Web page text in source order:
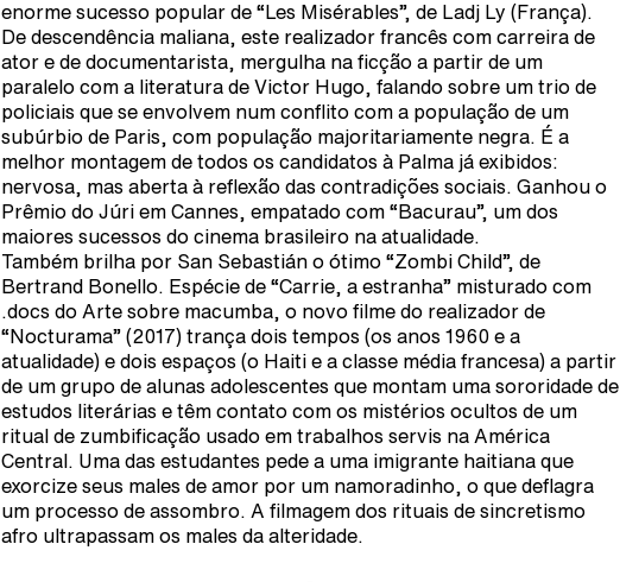
enorme sucesso popular de “Les Misérables”, de Ladj Ly (França).
De descendência maliana, este realizador francês com carreira de
ator e de documentarista, mergulha na ficção a partir de um
paralelo com a literatura de Victor Hugo, falando sobre um trio de
policiais que se envolvem num conflito com a população de um
subúrbio de Paris, com população majoritariamente negra. É a
melhor montagem de todos os candidatos à Palma já exibidos:
nervosa, mas aberta à reflexão das contradições sociais. Ganhou o
Prêmio do Júri em Cannes, empatado com “Bacurau”, um dos
maiores sucessos do cinema brasileiro na atualidade.
Também brilha por San Sebastián o ótimo “Zombi Child”, de
Bertrand Bonello. Espécie de “Carrie, a estranha” misturado com
.docs do Arte sobre macumba, o novo filme do realizador de
“Nocturama” (2017) trança dois tempos (os anos 1960 e a
atualidade) e dois espaços (o Haiti e a classe média francesa) a partir
de um grupo de alunas adolescentes que montam uma sororidade de
estudos literárias e têm contato com os mistérios ocultos de um
ritual de zumbificação usado em trabalhos servis na América
Central. Uma das estudantes pede a uma imigrante haitiana que
exorcize seus males de amor por um namoradinho, o que deflagra
um processo de assombro. A filmagem dos rituais de sincretismo
afro ultrapassam os males da alteridade.